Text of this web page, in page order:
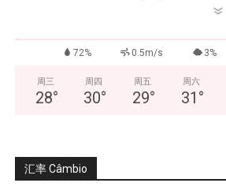
72% 0.5m/s 3%
周三
28°
周四
30°
周五
29°
周六
31 °
汇率 Câmbio